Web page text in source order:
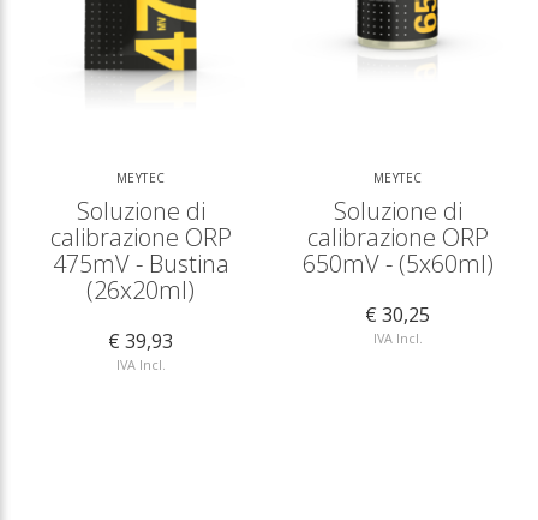
MEYTEC
Soluzione di
calibrazione ORP
475mV - Bustina
(26x20ml)
€ 39,93
IVA Incl.
MEYTEC
Soluzione di
calibrazione ORP
650mV - (5x60ml)
€ 30,25
IVA Incl.